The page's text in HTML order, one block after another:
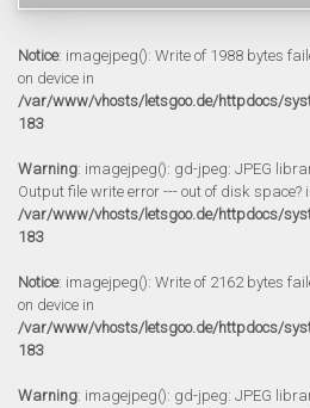
Notice: imagejpeg(): Write of 1988 bytes
on device in
/var/www/vhosts/letsgoo.de/httpdocs/
183
Warning: imagejpeg(): gd-jpeg: JPEG
Output file write error --- out of disk space?
/var/www/vhosts/letsgoo.de/httpdocs/
183
Notice: imagejpeg(): Write of 2162 bytes
on device in
/var/www/vhosts/letsgoo.de/httpdocs/
183
Warning: imagejpeg(): gd-jpeg: JPEG